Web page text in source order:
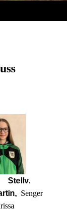
Stellv.
Senger